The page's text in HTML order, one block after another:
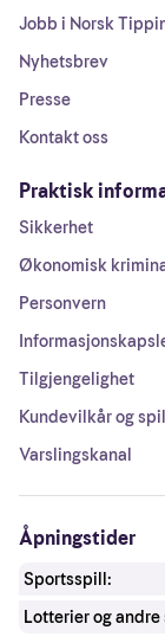
Jobb i Norsk
Nyhetsbrev
Presse
Kontakt oss
Praktisk
Sikkerhet
Økonomisk
Personvern
Tilgjengelighet
Kundevilkår og
Varslingskanal
Åpningstider
Sportsspill:
Lotterier og